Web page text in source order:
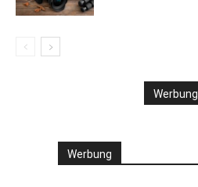
Werbung
Werbung